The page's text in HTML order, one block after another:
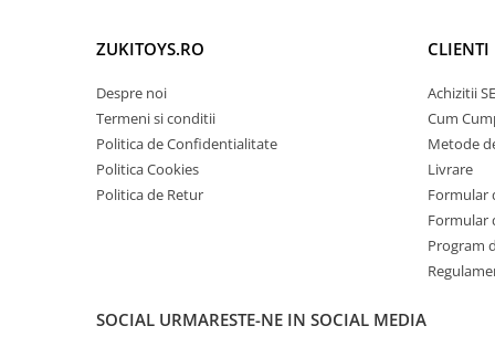
ZUKITOYS.RO
Despre noi
Termeni si conditii
Politica de Confidentialitate
Politica Cookies
Politica de Retur
CLIENTI
Achizitii
Cum
Metode
Livrare
Formular
Formular
Program
SOCIAL URMARESTE-NE IN SOCIAL MEDIA